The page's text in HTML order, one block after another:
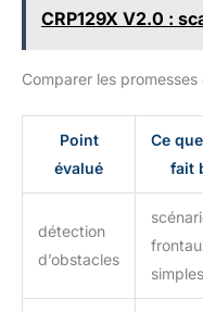
CRP129X V2.0 :
Comparer les promesses
Point
évalué
Ce
fait
détection
d’obstacles
simples